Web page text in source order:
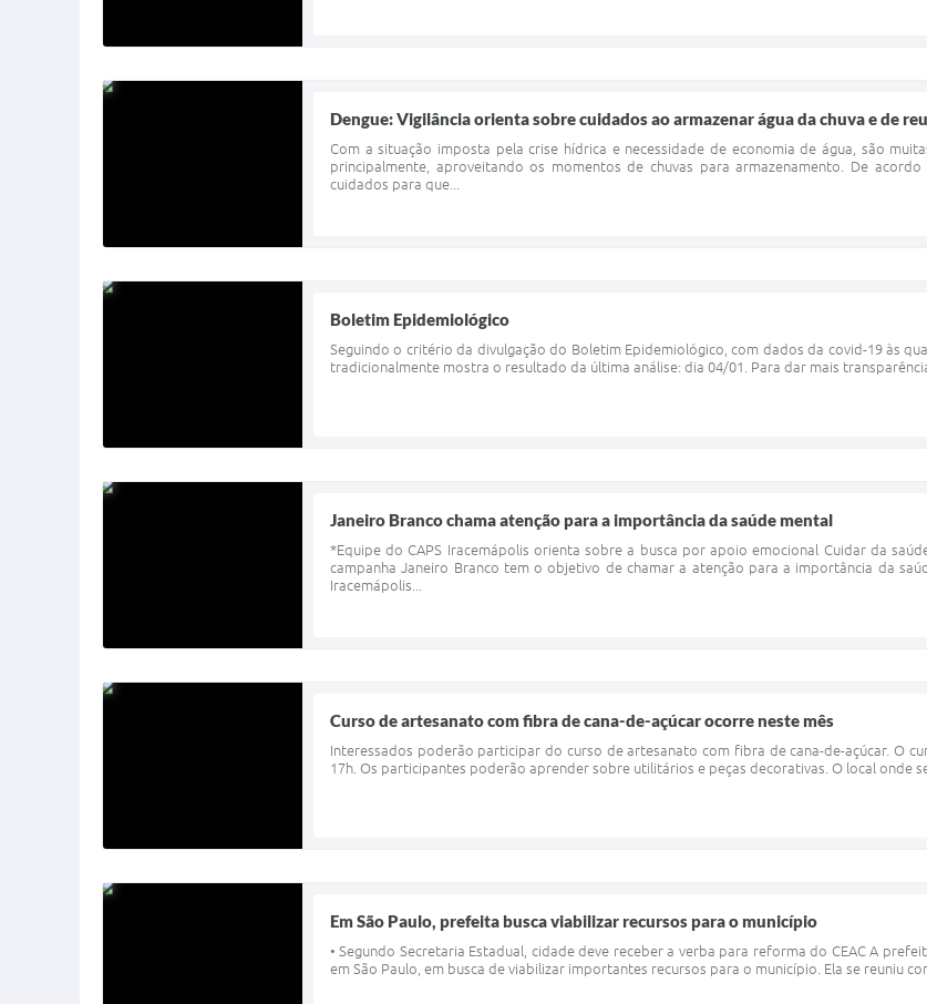
Dengue: Vigilância orienta sobre cuidados ao armazenar água da chuva e de
Com a situação imposta pela crise hídrica e necessidade de economia de água, são
principalmente, aproveitando os momentos de chuvas para armazenamento. De
cuidados para que...
Boletim Epidemiológico
Seguindo o critério da divulgação do Boletim Epidemiológico, com dados da covid-19 às
tradicionalmente mostra o resultado da última análise: dia 04/01. Para dar mais
Janeiro Branco chama atenção para a importância da saúde mental
*Equipe do CAPS Iracemápolis orienta sobre a busca por apoio emocional Cuidar da
campanha Janeiro Branco tem o objetivo de chamar a atenção para a importância da
Iracemápolis...
Curso de artesanato com fibra de cana-de-açúcar ocorre neste mês
Interessados poderão participar do curso de artesanato com fibra de cana-de-açúcar. O
17h. Os participantes poderão aprender sobre utilitários e peças decorativas. O local onde
Em São Paulo, prefeita busca viabilizar recursos para o município
• Segundo Secretaria Estadual, cidade deve receber a verba para reforma do CEAC A
em São Paulo, em busca de viabilizar importantes recursos para o município. Ela se reuniu